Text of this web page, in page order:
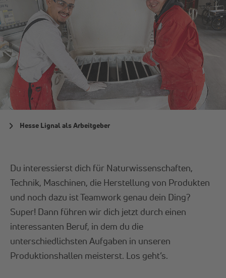
Hesse Lignal als Arbeitgeber
Du interessierst dich für Naturwissenschaften,
Technik, Maschinen, die Herstellung von Produkten
und noch dazu ist Teamwork genau dein Ding?
Super! Dann führen wir dich jetzt durch einen
interessanten Beruf, in dem du die
unterschiedlichsten Aufgaben in unseren
Produktionshallen meisterst. Los geht’s.